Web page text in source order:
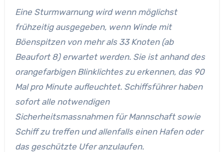
Eine Sturmwarnung wird wenn möglichst
frühzeitig ausgegeben, wenn Winde mit
Böenspitzen von mehr als 33 Knoten (ab
Beaufort 8) erwartet werden. Sie ist anhand des
orangefarbigen Blinklichtes zu erkennen, das 90
Mal pro Minute aufleuchtet. Schiffsführer haben
sofort alle notwendigen
Sicherheitsmassnahmen für Mannschaft sowie
Schiff zu treffen und allenfalls einen Hafen oder
das geschützte Ufer anzulaufen.